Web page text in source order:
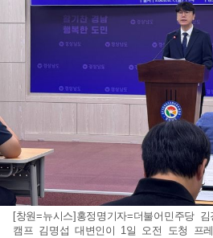
[창원=뉴시스]홍정명기자=더불어민주당
캠프 김명섭 대변인이 1일 오전 도청 프